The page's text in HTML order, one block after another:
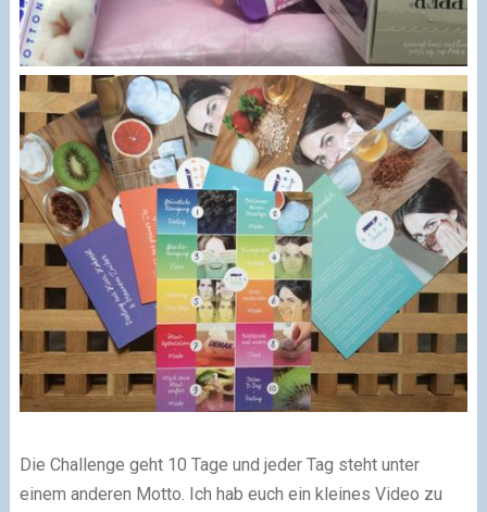
Die Challenge geht 10 Tage und jeder Tag steht unter
einem anderen Motto. Ich hab euch ein kleines Video zu